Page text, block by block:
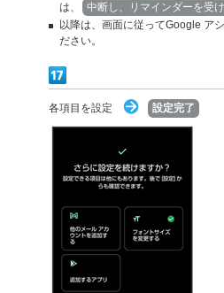
は、
中断し、リマインダーを受
以降は、画面に従ってGoogle ア
ださい。
各項目を設定 設定完了